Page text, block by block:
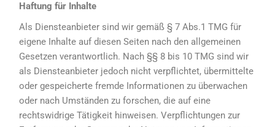
Haftung für Inhalte
Als Diensteanbieter sind wir gemäß § 7 Abs.1 TMG für
eigene Inhalte auf diesen Seiten nach den allgemeinen
Gesetzen verantwortlich. Nach §§ 8 bis 10 TMG sind wir
als Diensteanbieter jedoch nicht verpflichtet, übermittelte
oder gespeicherte fremde Informationen zu überwachen
oder nach Umständen zu forschen, die auf eine
rechtswidrige Tätigkeit hinweisen. Verpflichtungen zur